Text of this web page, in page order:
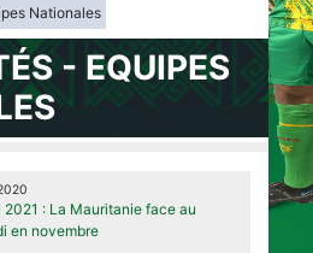
Nationales
- EQUIPES
2021 : La Mauritanie face au
en novembre